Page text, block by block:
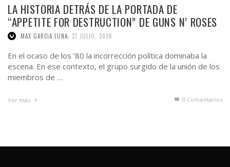
LA HISTORIA DETRÁS DE LA PORTADA DE
“APPETITE FOR DESTRUCTION” DE GUNS N’ ROSES
MAX GARCIA LUNA 21 JULIO, 2026
En el ocaso de los ’80 la incorrección política dominaba la
escena. En ese contexto, el grupo surgido de la unión de los
miembros de …
Ver más 0 Comentarios